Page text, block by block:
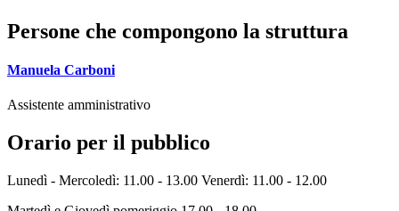
Persone che compongono la struttura
Manuela Carboni
Assistente amministrativo
Orario per il pubblico
Lunedì - Mercoledì: 11.00 - 13.00 Venerdì: 11.00 - 12.00